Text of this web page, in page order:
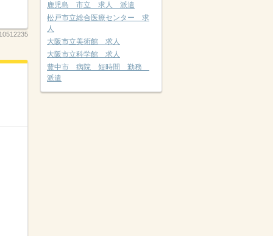
鹿児島 市立 求人 派遣
松戸市立総合医療センター 求
人
大阪市立美術館 求人
大阪市立科学館 求人
豊中市 病院 短時間 勤務
派遣